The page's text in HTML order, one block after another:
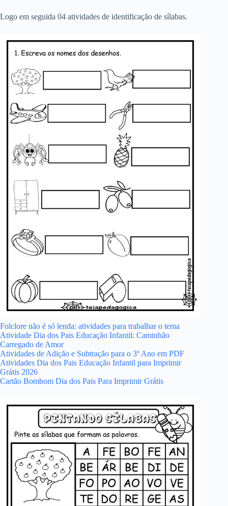
Logo em seguida 04 atividades de identificação de sílabas.
Folclore não é só lenda: atividades para trabalhar o tema
Atividade Dia dos Pais Educação Infantil: Caminhão
Carregado de Amor
Atividades de Adição e Subtração para o 3º Ano em PDF
Atividades Dia dos Pais Educação Infantil para Imprimir
Grátis 2026
Cartão Bombom Dia dos Pais Para Imprimir Grátis